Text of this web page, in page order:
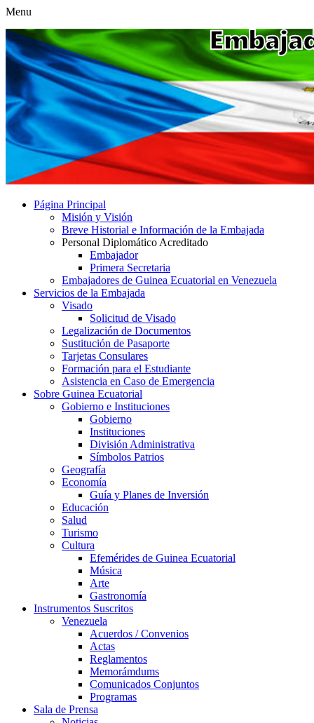
Menu
Página Principal
Misión y Visión
Breve Historial e Información de la Embajada
Personal Diplomático Acreditado
Embajador
Primera Secretaria
Embajadores de Guinea Ecuatorial en Venezuela
Servicios de la Embajada
Visado
Solicitud de Visado
Legalización de Documentos
Sustitución de Pasaporte
Tarjetas Consulares
Formación para el Estudiante
Asistencia en Caso de Emergencia
Sobre Guinea Ecuatorial
Gobierno e Instituciones
Gobierno
Instituciones
División Administrativa
Símbolos Patrios
Geografía
Economía
Guía y Planes de Inversión
Educación
Salud
Turismo
Cultura
Efemérides de Guinea Ecuatorial
Música
Arte
Gastronomía
Instrumentos Suscritos
Venezuela
Acuerdos / Convenios
Actas
Reglamentos
Memorámdums
Comunicados Conjuntos
Programas
Sala de Prensa